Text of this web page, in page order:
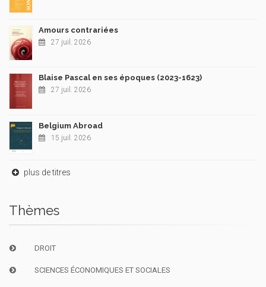
Amours contrariées
27 juil. 2026
Blaise Pascal en ses époques (2023-1623)
27 juil. 2026
Belgium Abroad
15 juil. 2026
plus de titres
Thèmes
DROIT
SCIENCES ÉCONOMIQUES ET SOCIALES